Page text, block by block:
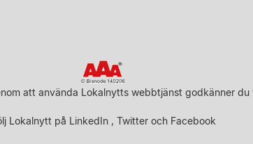
att använda Lokalnytts webbtjänst godkänner du
Lokalnytt på LinkedIn, Twitteroch Facebook